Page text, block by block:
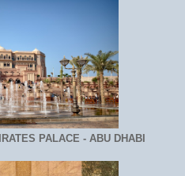
PALACE - ABU DHABI